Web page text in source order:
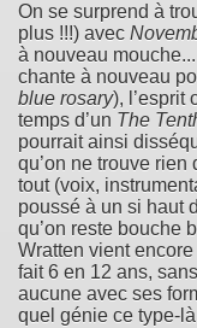
On se surprend à
plus !!!) avec
à nouveau
chante à nouveau
blue rosary), l’esprit
temps d’un The
pourrait ainsi
qu’on ne trouve
tout (voix,
poussé à un si haut
qu’on reste bouche
Wratten vient
fait 6 en 12 ans,
aucune avec ses
quel génie ce type-là